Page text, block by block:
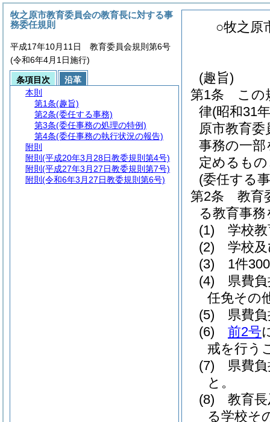
○牧之原
(趣旨)
第1条
この
律(昭和31
原市教育委
事務の一
定めるも
(委任する
第2条
教育
る教育事
(1)
学校
(2)
学校
(3)
1件
(4)
県費
任免その
(5)
県費
(6)
前2号
戒を行う
(7)
県費
と。
(8)
教育
る学校そ
牧之原市教育委員会の教育長に対する事
務委任規則
平成17年10月11日 教育委員会規則第6号
(令和6年4月1日施行)
条項目次
沿革
本則
第1条(趣旨)
第2条(委任する事務)
第3条(委任事務の処理の特例)
第4条(委任事務の執行状況の報告)
附則
附則 (平成20年3月28日教委規則第4号)
附則 (平成27年3月27日教委規則第7号)
附則 (令和6年3月27日教委規則第6号)